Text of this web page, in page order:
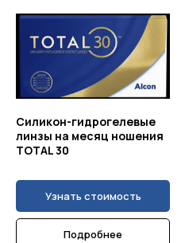
Силикон-гидрогелевые
линзы на месяц ношения
TOTAL 30
Узнать стоимость
Подробнее